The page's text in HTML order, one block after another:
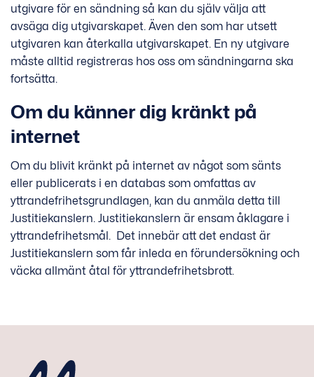
utgivare för en sändning så kan du själv välja att
avsäga dig utgivarskapet. Även den som har utsett
utgivaren kan återkalla utgivarskapet. En ny utgivare
måste alltid registreras hos oss om sändningarna ska
fortsätta.
Om du känner dig kränkt på
internet
Om du blivit kränkt på internet av något som sänts
eller publicerats i en databas som omfattas av
yttrandefrihetsgrundlagen, kan du anmäla detta till
Justitiekanslern. Justitiekanslern är ensam åklagare i
yttrandefrihetsmål. Det innebär att det endast är
Justitiekanslern som får inleda en förundersökning och
väcka allmänt åtal för yttrandefrihetsbrott.